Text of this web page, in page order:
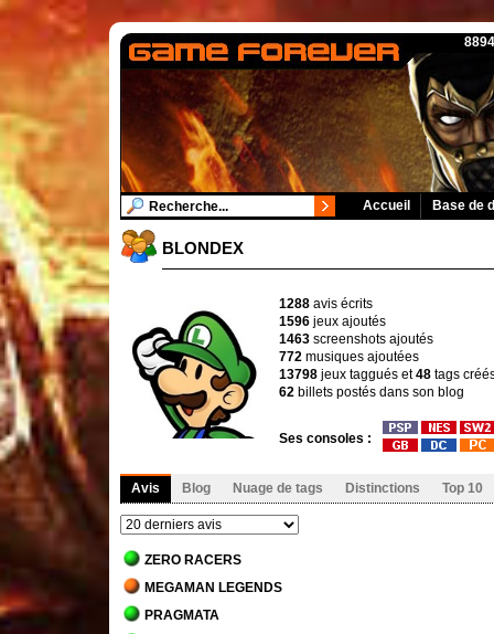
Accueil Base de
BLONDEX
1288 avis écrits
1596 jeux ajoutés
1463 screenshots ajoutés
772 musiques ajoutées
13798 jeux taggués et48 tags
62 billets postés dans son blog
Ses consoles :
Avis Blog Nuage de tags Distinctions Top 10
ZERO RACERS
MEGAMAN LEGENDS
PRAGMATA